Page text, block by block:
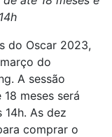
do Oscar 2023,
do
A sessão
meses será
As dez
comprar o